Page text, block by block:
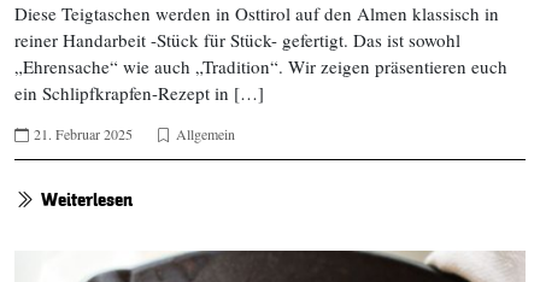
Diese Teigtaschen werden in Osttirol auf den Almen klassisch in
reiner Handarbeit -Stück für Stück- gefertigt. Das ist sowohl
„Ehrensache“ wie auch „Tradition“. Wir zeigen präsentieren euch
ein Schlipfkrapfen-Rezept in […]
21. Februar 2025 Allgemein
Weiterlesen